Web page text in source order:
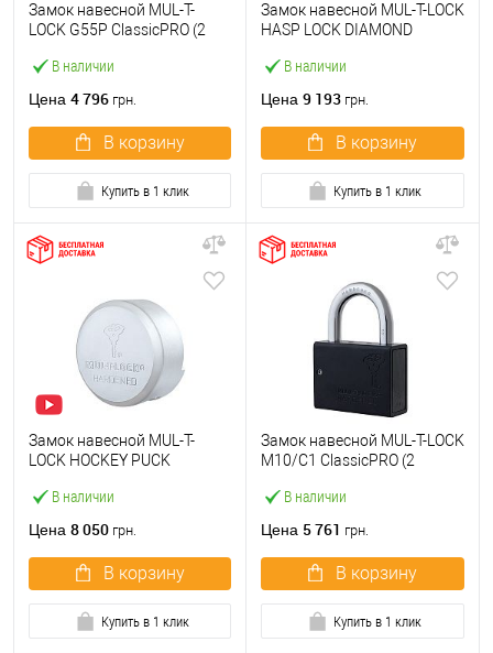
В наличии
Замок навесной MUL-T-
LOCK G55P ClassicPRO (2
Цена 4 796 грн.
В корзину
Купить в 1 клик
В наличии
Замок навесной MUL-T-LOCK
HASP LOCK DIAMOND
Цена 9 193 грн.
В корзину
Купить в 1 клик
В наличии
Замок навесной MUL-T-
LOCK HOCKEY PUCK
Цена 8 050 грн.
В корзину
Купить в 1 клик
В наличии
Замок навесной MUL-T-LOCK
M10/C1 ClassicPRO (2
Цена 5 761 грн.
В корзину
Купить в 1 клик